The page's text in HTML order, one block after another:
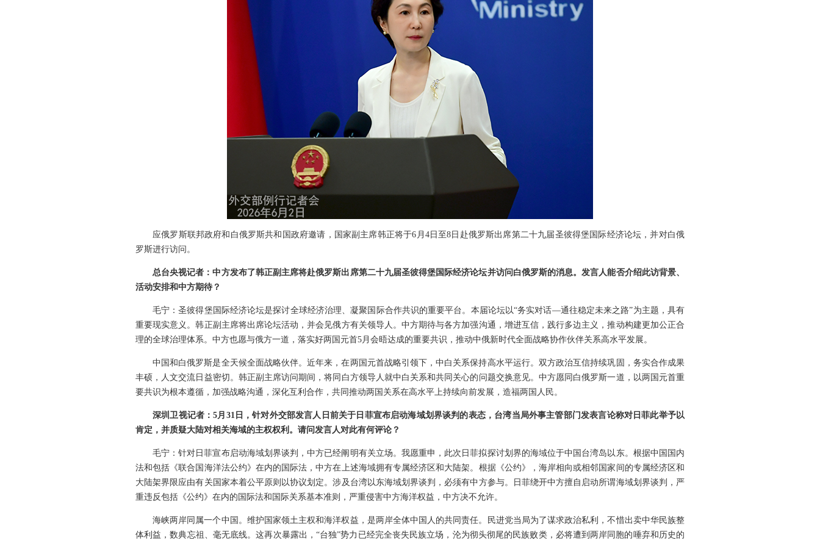
应俄罗斯联邦政府和白俄罗斯共和国政府邀请，国家副主席韩正将于6月4日至8日赴俄罗斯出席第二十九届圣彼得堡国际经济论坛，并对白俄
罗斯进行访问。
总台央视记者：中方发布了韩正副主席将赴俄罗斯出席第二十九届圣彼得堡国际经济论坛并访问白俄罗斯的消息。发言人能否介绍此访背景、
活动安排和中方期待？
毛宁：圣彼得堡国际经济论坛是探讨全球经济治理、凝聚国际合作共识的重要平台。本届论坛以“务实对话—通往稳定未来之路”为主题，具有
重要现实意义。韩正副主席将出席论坛活动，并会见俄方有关领导人。中方期待与各方加强沟通，增进互信，践行多边主义，推动构建更加公正合
理的全球治理体系。中方也愿与俄方一道，落实好两国元首5月会晤达成的重要共识，推动中俄新时代全面战略协作伙伴关系高水平发展。
中国和白俄罗斯是全天候全面战略伙伴。近年来，在两国元首战略引领下，中白关系保持高水平运行。双方政治互信持续巩固，务实合作成果
丰硕，人文交流日益密切。韩正副主席访问期间，将同白方领导人就中白关系和共同关心的问题交换意见。中方愿同白俄罗斯一道，以两国元首重
要共识为根本遵循，加强战略沟通，深化互利合作，共同推动两国关系在高水平上持续向前发展，造福两国人民。
深圳卫视记者：5月31日，针对外交部发言人日前关于日菲宣布启动海域划界谈判的表态，台湾当局外事主管部门发表言论称对日菲此举予以
肯定，并质疑大陆对相关海域的主权权利。请问发言人对此有何评论？
毛宁：针对日菲宣布启动海域划界谈判，中方已经阐明有关立场。我愿重申，此次日菲拟探讨划界的海域位于中国台湾岛以东。根据中国国内
法和包括《联合国海洋法公约》在内的国际法，中方在上述海域拥有专属经济区和大陆架。根据《公约》，海岸相向或相邻国家间的专属经济区和
大陆架界限应由有关国家本着公平原则以协议划定。涉及台湾以东海域划界谈判，必须有中方参与。日菲绕开中方擅自启动所谓海域划界谈判，严
重违反包括《公约》在内的国际法和国际关系基本准则，严重侵害中方海洋权益，中方决不允许。
海峡两岸同属一个中国。维护国家领土主权和海洋权益，是两岸全体中国人的共同责任。民进党当局为了谋求政治私利，不惜出卖中华民族整
体利益，数典忘祖、毫无底线。这再次暴露出，“台独”势力已经完全丧失民族立场，沦为彻头彻尾的民族败类，必将遭到两岸同胞的唾弃和历史的